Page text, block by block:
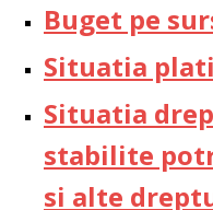
Buget pe
Situatia
Situatia
stabilite
si alte